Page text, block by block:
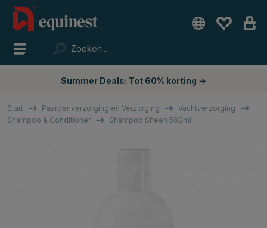
Summer Deals: Tot 60% korting →
Start Paardenverzorging en Verzorging
Vachtverzorging
Shampoo & Conditioner
Shampoo Sheen 500ml